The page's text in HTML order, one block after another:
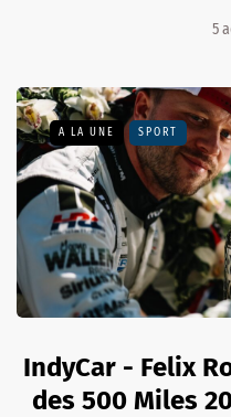
5
A LA UNE SPORT
IndyCar - Felix
des 500 Miles